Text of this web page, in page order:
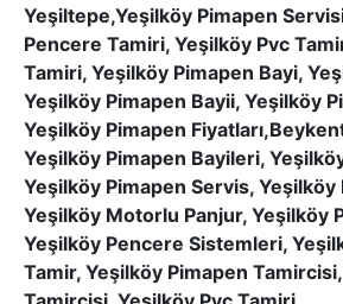
Yeşiltepe,Yeşilköy Pimapen
Pencere Tamiri, Yeşilköy Pvc
Tamiri, Yeşilköy Pimapen Bayi,
Yeşilköy Pimapen Bayii, Yeşilköy
Yeşilköy Pimapen
Yeşilköy Pimapen Bayileri,
Yeşilköy Pimapen Servis, Yeşilköy
Yeşilköy Motorlu Panjur, Yeşilköy
Yeşilköy Pencere Sistemleri,
Tamir, Yeşilköy Pimapen